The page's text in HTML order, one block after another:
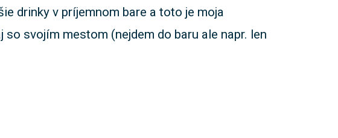
drinky v príjemnom bare a toto je moja
svojím mestom (nejdem do baru ale napr. len